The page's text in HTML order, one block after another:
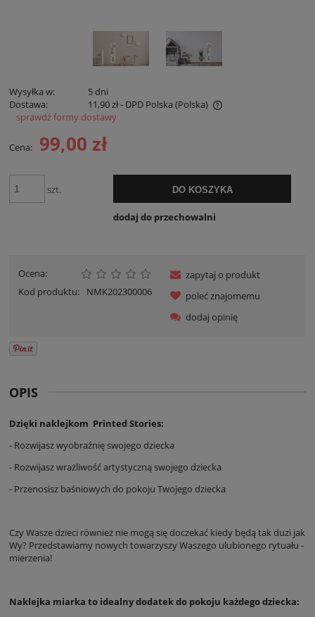
Wysyłka w:
5 dni
Dostawa:
11,90 zł- DPD Polska (Polska)
Cena nie zawiera ewentualnych kosztów płatności
sprawdź formy dostawy
Cena: 99,00 zł
szt. DO KOSZYKA
dodaj do przechowalni
Ocena:
Kod produktu:
NMK202300006
zapytaj o produkt
poleć znajomemu
dodaj opinię
OPIS
Dzięki naklejkom Printed Stories:
- Rozwijasz wyobraźnię swojego dziecka
- Rozwijasz wrażliwość artystyczną swojego dziecka
- Przenosisz baśniowych do pokoju Twojego dziecka
Czy Wasze dzieci również nie mogą się doczekać kiedy będą tak duzi jak
Wy? Przedstawiamy nowych towarzyszy Waszego ulubionego rytuału -
mierzenia!
Naklejka miarka to idealny dodatek do pokoju każdego dziecka: